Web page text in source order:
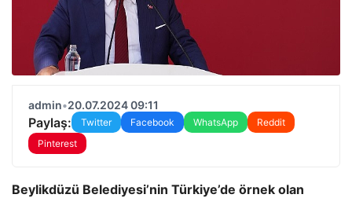
admin•20.07.2024 09:11
Paylaş: Twitter Facebook WhatsApp
Reddit
Pinterest
Beylikdüzü Belediyesi’nin Türkiye’de örnek olan